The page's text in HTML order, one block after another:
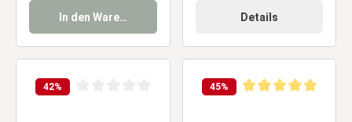
In den Warenkorb Details
42% 45%